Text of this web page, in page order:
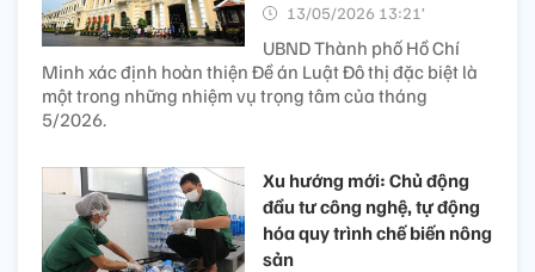
13/05/2026 13:21’
UBND Thành phố Hồ Chí
Minh xác định hoàn thiện Đề án Luật Đô thị đặc biệt là
một trong những nhiệm vụ trọng tâm của tháng
5/2026.
Xu hướng mới: Chủ động
đầu tư công nghệ, tự động
hóa quy trình chế biến nông
sản